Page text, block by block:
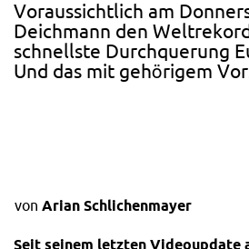
Voraussichtlich am
Deichmann den
schnellste Durchquerung
Und das mit gehörigem
von Arian Schlichenmayer
Seit seinem letzten Videoupdate